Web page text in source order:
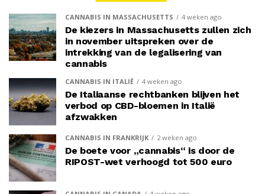
CANNABIS IN MASSACHUSETTS 4 weken ago
De kiezers in Massachusetts zullen zich
in november uitspreken over de
intrekking van de legalisering van
cannabis
CANNABIS IN ITALIË 4 weken ago
De Italiaanse rechtbanken blijven het
verbod op CBD-bloemen in Italië
afzwakken
CANNABIS IN FRANKRIJK 2 weken ago
De boete voor „cannabis“ is door de
RIPOST-wet verhoogd tot 500 euro